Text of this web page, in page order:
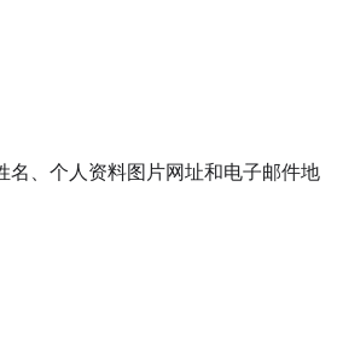
名、个人资料图片网址和电子邮件地